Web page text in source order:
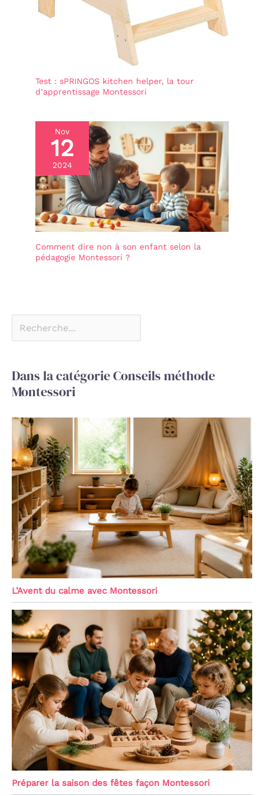
Test : sPRINGOS kitchen helper, la tour
d’apprentissage Montessori
Nov
12
2024
Comment dire non à son enfant selon la
pédagogie Montessori ?
Dans la catégorie Conseils méthode
Montessori
L’Avent du calme avec Montessori
Préparer la saison des fêtes façon Montessori